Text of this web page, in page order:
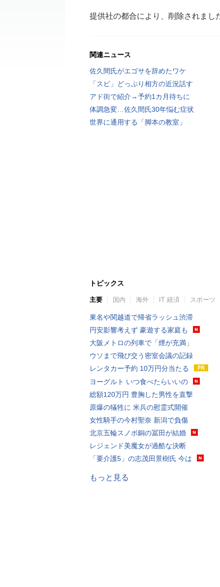
提供社の都合により、削除されまし
関連ニュース
佐久間氏がエゴサを辞めたワケ
「スピ」どっぷり相方の近況話す
アド街で紹介→予約1カ月待ちに
体調急変…佐久間氏30年悩む症状
世界に通用する「脚本の教室」
トピックス
主要 国内 海外 IT 経済 スポーツ
東名や関越道で帰省ラッシュ渋滞
円安影響考えず 豪遊する家庭も
大阪メトロの列車で「煙が充満」
ウソまで飛び交う密室会議の記録
レンタカー予約 10万円分当たる
ヨーグルト いつ食べたらいいの
総額120万円 豊胸した男性を直撃
原爆の犠牲に 米兵の慰霊式開催
女性騎手の今村聖奈 新潟で負傷
北京五輪スノボ銅の冨田が結婚
レジェンド美魔女が過酷な決断
「要介護5」の志茂田景樹氏 今は
もっと見る